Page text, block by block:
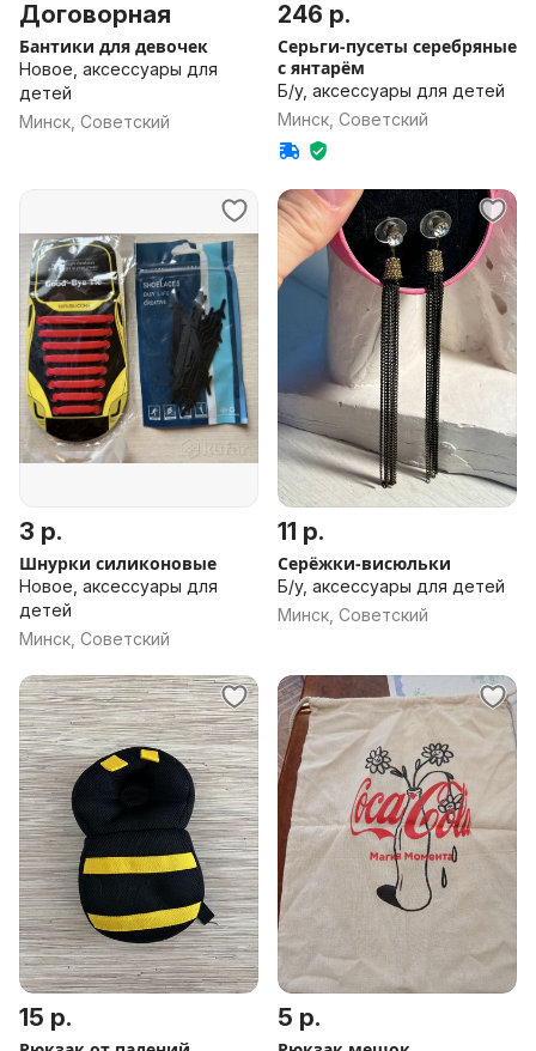
Договорная
Бантики для девочек
Новое, аксессуары для
детей
Минск, Советский
246 р.
Серьги-пусеты серебряные
с янтарём
Б/у, аксессуары для детей
Минск, Советский
3 р.
Шнурки силиконовые
Новое, аксессуары для
детей
Минск, Советский
11 р.
Серёжки-висюльки
Б/у, аксессуары для детей
Минск, Советский
15 р. 5 р.